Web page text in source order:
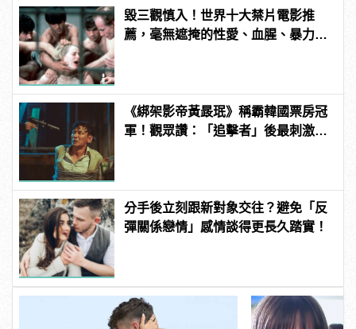
毀三觀慎入！世界十大禁片電影推
薦，毫無遮掩的性愛、血腥、暴力、
《綁架影帝黃晸珉》稱霸韓國票房冠
軍！觀眾讚：「追擊者」後最刺激的
分手後立刻跟新對象交往？避免「反
彈關係戀情」感情談得更長久踏實！